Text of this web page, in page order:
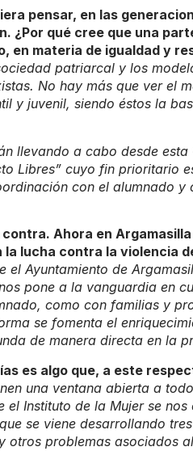
pensar, en las
¿Por qué cree que una
en materia de igualdad y
patriarcal y los
No hay más que ver el
y juvenil, siendo éstos la
llevando a cabo desde
Libres” cuyo fin prioritario
con el alumnado y
Ahora en
la lucha contra la violencia
el Ayuntamiento de
pone a la vanguardia en
como con familias y
se fomenta el
de manera directa en la
es algo que, a este
una ventana abierta a
el Instituto de la Mujer se
se viene desarrollando
otros problemas asociados